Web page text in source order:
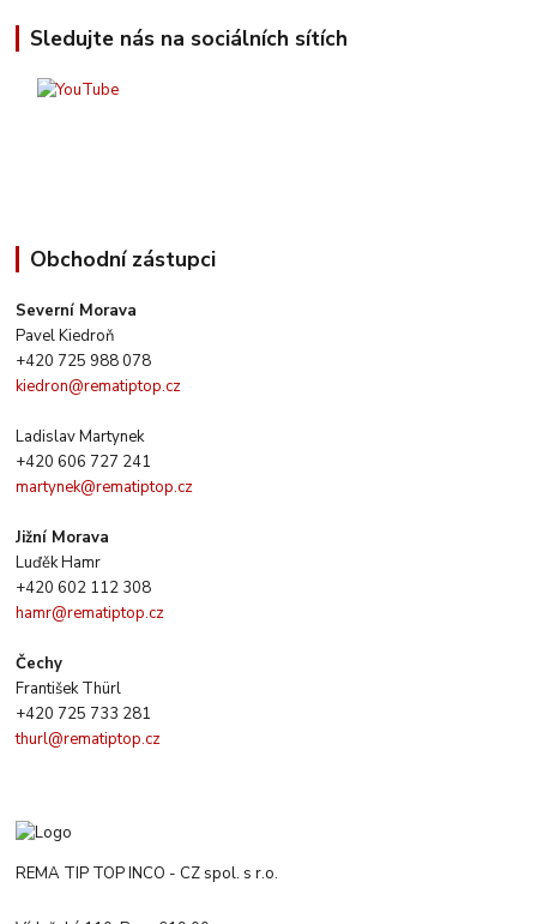
Sledujte nás na sociálních sítích
Obchodní zástupci
Severní Morava
Pavel Kiedroň
+420 725 988 078
kiedron@rematiptop.cz
Ladislav Martynek
+420 606 727 241
martynek@rematiptop.cz
Jižní Morava
Luďěk Hamr
+420 602 112 308
hamr@rematiptop.cz
Čechy
František Thürl
+420 725 733 281
thurl@rematiptop.cz
REMA TIP TOP INCO - CZ spol. s r.o.